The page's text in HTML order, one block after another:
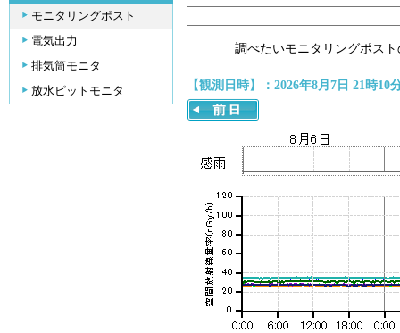
モニタリングポスト
電気出力
排気筒モニタ
放水ピットモニタ
調べたいモニタリングポス
【観測日時】：2026年8月7日 21時10